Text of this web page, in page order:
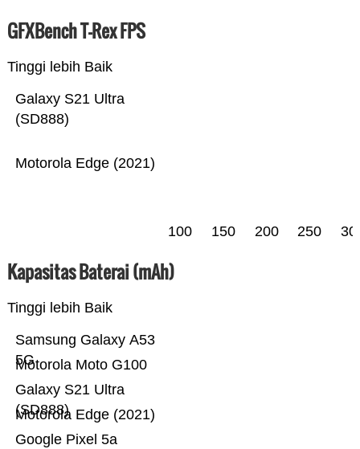
GFXBench T-Rex FPS
Tinggi lebih Baik
Motorola Edge (2021)
Galaxy S21 Ultra
(SD888)
100 150 200 250
Kapasitas Baterai (mAh)
Tinggi lebih Baik
Google Pixel 5a
Motorola Edge (2021)
Galaxy S21 Ultra
(SD888)
Motorola Moto G100
Samsung Galaxy A53
5G